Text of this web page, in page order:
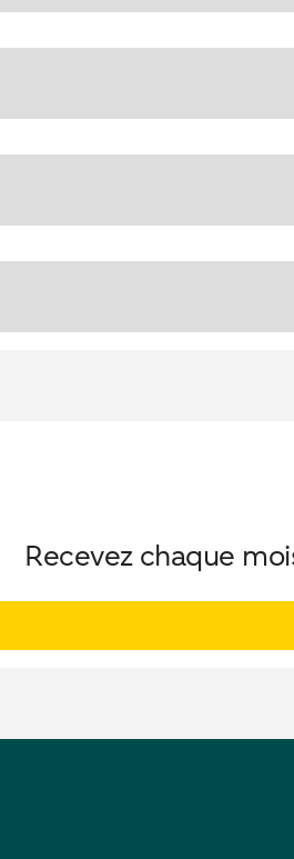
Recevez chaque